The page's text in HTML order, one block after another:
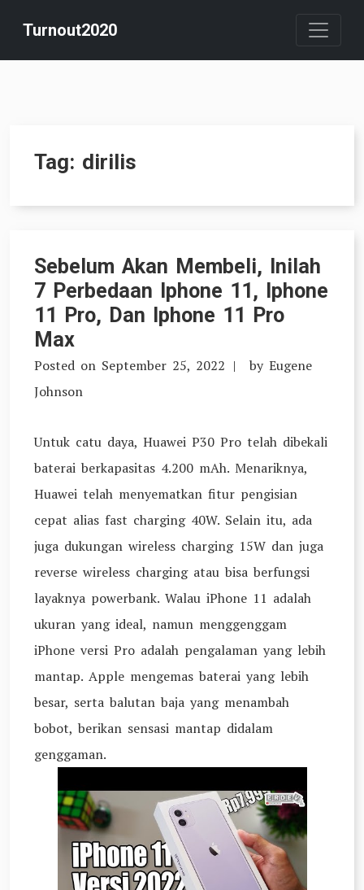
content
Turnout2020
Tag: dirilis
Sebelum Akan Membeli, Inilah
7 Perbedaan Iphone 11, Iphone
11 Pro, Dan Iphone 11 Pro
Max
Posted on September 25, 2022 by Eugene
Johnson
Untuk catu daya, Huawei P30 Pro telah dibekali
baterai berkapasitas 4.200 mAh. Menariknya,
Huawei telah menyematkan fitur pengisian
cepat alias fast charging 40W. Selain itu, ada
juga dukungan wireless charging 15W dan juga
reverse wireless charging atau bisa berfungsi
layaknya powerbank. Walau iPhone 11 adalah
ukuran yang ideal, namun menggenggam
iPhone versi Pro adalah pengalaman yang lebih
mantap. Apple mengemas baterai yang lebih
besar, serta balutan baja yang menambah
bobot, berikan sensasi mantap didalam
genggaman.